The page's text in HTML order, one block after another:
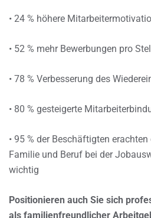
• 24 % höhere
• 52 % mehr Bewerbungen pro
• 78 % Verbesserung des
• 80 % gesteigerte
• 95 % der Beschäftigten
Familie und Beruf bei der
wichtig
Positionieren auch Sie sich
als familienfreundlicher